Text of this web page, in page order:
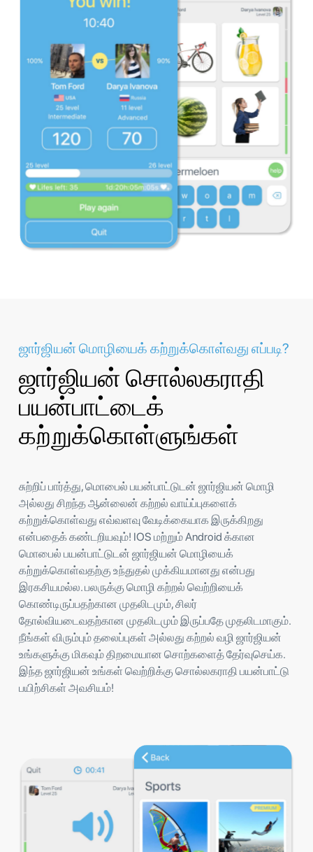
ஜார்ஜியன் மொழியைக் கற்றுக்கொள்வது எப்படி?
ஜார்ஜியன் சொல்லகராதி
பயன்பாட்டைக்
கற்றுக்கொள்ளுங்கள்
சுற்றிப் பார்த்து, மொபைல் பயன்பாட்டுடன் ஜார்ஜியன் மொழி
அல்லது சிறந்த ஆன்லைன் கற்றல் வாய்ப்புகளைக்
கற்றுக்கொள்வது எவ்வளவு வேடிக்கையாக இருக்கிறது
என்பதைக் கண்டறியவும்! IOS மற்றும் Android க்கான
மொபைல் பயன்பாட்டுடன் ஜார்ஜியன் மொழியைக்
கற்றுக்கொள்வதற்கு உந்துதல் முக்கியமானது என்பது
இரகசியமல்ல. பலருக்கு மொழி கற்றல் வெற்றியைக்
கொண்டிருப்பதற்கான முதலிடமும், சிலர்
தோல்வியடைவதற்கான முதலிடமும் இருப்பதே முதலிடமாகும்.
நீங்கள் விரும்பும் தலைப்புகள் அல்லது கற்றல் வழி ஜார்ஜியன்
உங்களுக்கு மிகவும் திறமையான சொற்களைத் தேர்வுசெய்க.
இந்த ஜார்ஜியன் உங்கள் வெற்றிக்கு சொல்லகராதி பயன்பாட்டு
பயிற்சிகள் அவசியம்!